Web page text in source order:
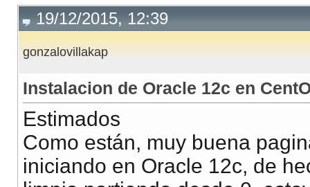
19/12/2015, 12:39
gonzalovillakap
Instalacion de Oracle 12c en
Estimados
Como están, muy buena
iniciando en Oracle 12c, de